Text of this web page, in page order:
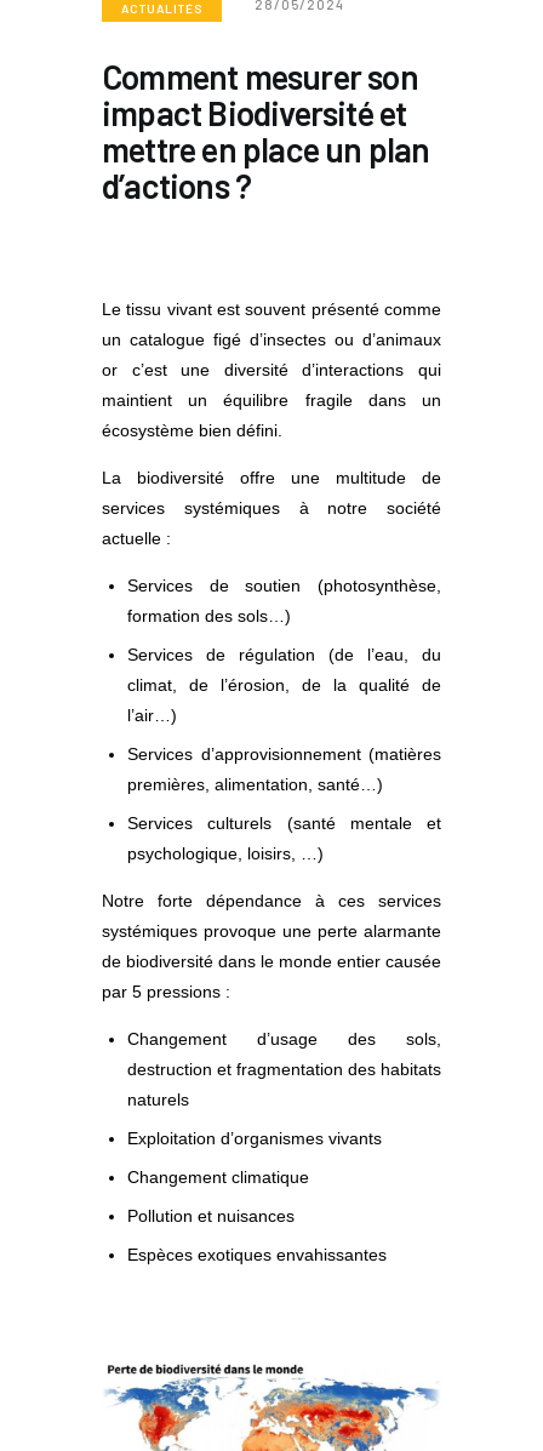
ACTUALITÉS 28/05/2024
Comment mesurer son
impact Biodiversité et
mettre en place un plan
d’actions ?
Le tissu vivant est souvent présenté comme
un catalogue figé d’insectes ou d’animaux
or c’est une diversité d’interactions qui
maintient un équilibre fragile dans un
écosystème bien défini.
La biodiversité offre une multitude de
services systémiques à notre société
actuelle :
Services de soutien (photosynthèse,
formation des sols…)
Services de régulation (de l’eau, du
climat, de l’érosion, de la qualité de
l’air…)
Services d’approvisionnement (matières
premières, alimentation, santé…)
Services culturels (santé mentale et
psychologique, loisirs, …)
Notre forte dépendance à ces services
systémiques provoque une perte alarmante
de biodiversité dans le monde entier causée
par 5 pressions :
Changement d’usage des sols,
destruction et fragmentation des habitats
naturels
Exploitation d’organismes vivants
Changement climatique
Pollution et nuisances
Espèces exotiques envahissantes